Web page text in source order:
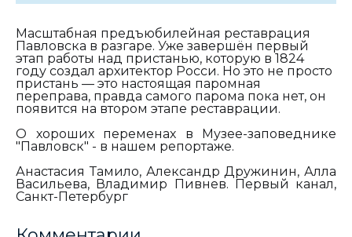
Масштабная предъюбилейная реставрация
Павловска в разгаре. Уже завершён первый
этап работы над пристанью, которую в 1824
году создал архитектор Росси. Но это не просто
пристань — это настоящая паромная
переправа, правда самого парома пока нет, он
появится на втором этапе реставрации.
О хороших переменах в Музее-заповеднике
"Павловск" - в нашем репортаже.
Анастасия Тамило, Александр Дружинин, Алла
Васильева, Владимир Пивнев. Первый канал,
Санкт-Петербург